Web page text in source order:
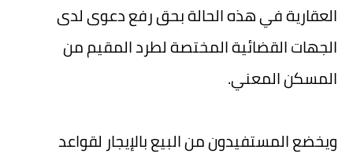
العقارية في هذه الحالة بحق رفع دعوى لدى
الجهات القضائية المختصة لطرد المقيم من
المسكن المعني.
ويخضع المستفيدون من البيع بالإيجار لقواعد